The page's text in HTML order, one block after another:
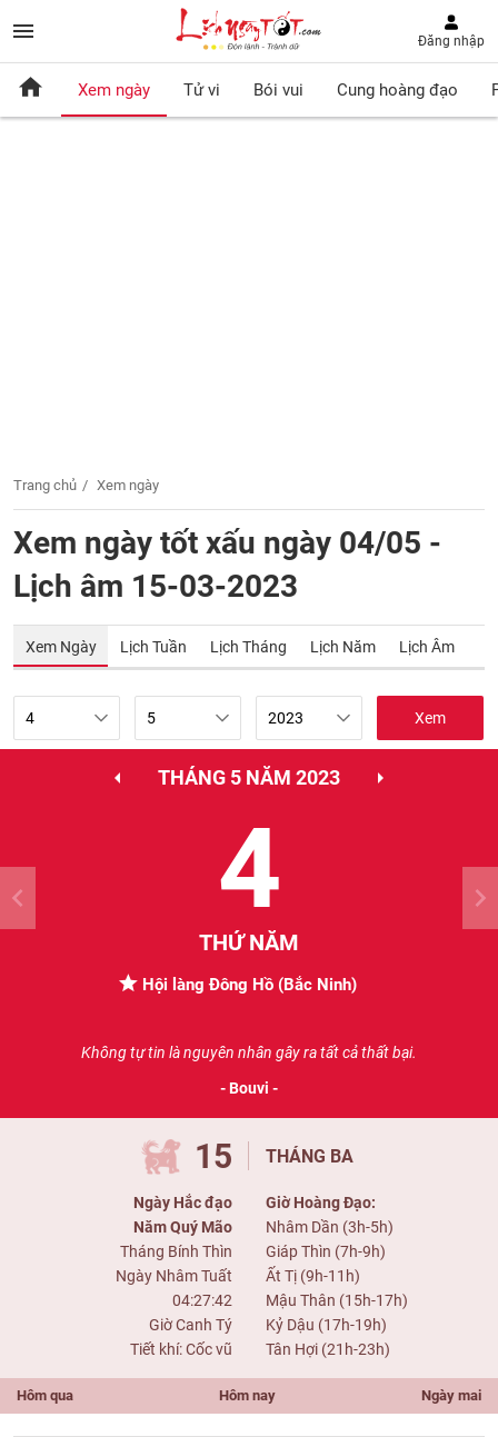
Đăng nhập
Xem ngày Tử vi Bói vui Cung hoàng đạo
Trang chủ Xem ngày
Xem ngày tốt xấu ngày 04/05 -
Lịch âm 15-03-2023
Xem Ngày Lịch Tuần Lịch Tháng Lịch Năm Lịch Âm
Xem
THÁNG 5 NĂM 2023
4
THỨ NĂM
Hội làng Đông Hồ (Bắc Ninh)
Không tự tin là nguyên nhân gây ra tất cả thất bại.
- Bouvi -
15
Ngày Hắc đạo
Năm Quý Mão
Tháng Bính Thìn
Ngày Nhâm Tuất
04:27:42
Giờ Canh Tý
Tiết khí: Cốc vũ
THÁNG BA
Giờ Hoàng Đạo:
Nhâm Dần (3h-5h)
Giáp Thìn (7h-9h)
Ất Tị (9h-11h)
Mậu Thân (15h-17h)
Kỷ Dậu (17h-19h)
Tân Hợi (21h-23h)
Hôm qua Hôm nay Ngày mai